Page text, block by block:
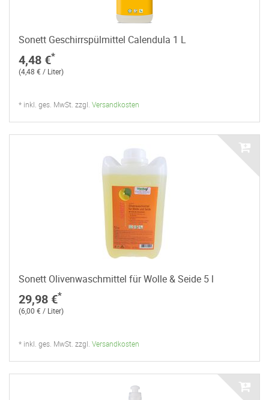
Sonett Geschirrspülmittel Calendula 1 L
4,48 €*
(4,48 € / Liter)
* inkl. ges. MwSt. zzgl. Versandkosten
Sonett Olivenwaschmittel für Wolle & Seide 5 l
29,98 €*
(6,00 € / Liter)
* inkl. ges. MwSt. zzgl. Versandkosten